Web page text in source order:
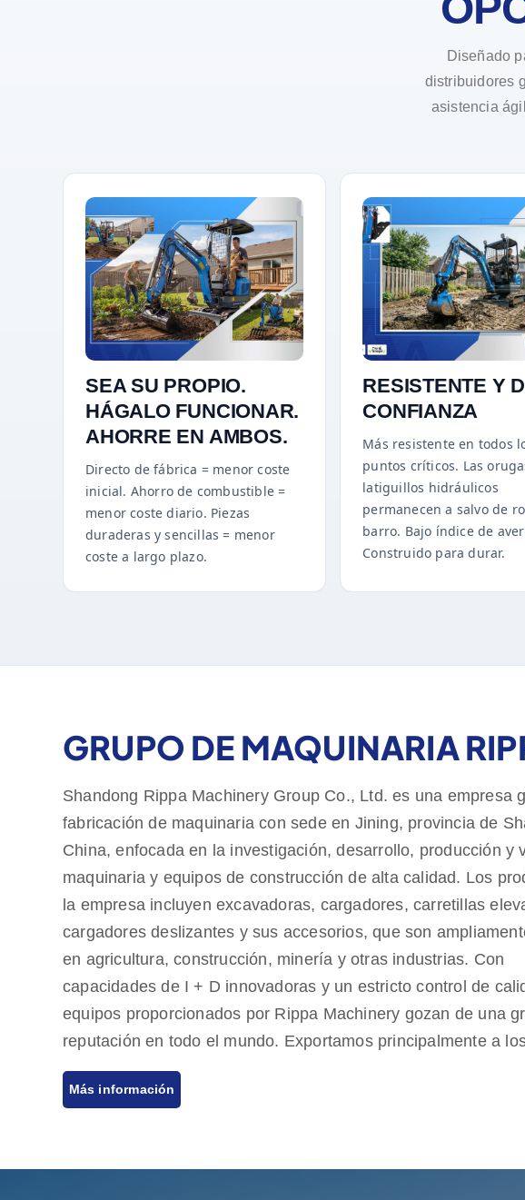
Diseñado
distribuidores
asistencia
SEA SU PROPIO.
HÁGALO FUNCIONAR.
AHORRE EN AMBOS.
Directo de fábrica = menor coste
inicial. Ahorro de combustible =
menor coste diario. Piezas
duraderas y sencillas = menor
coste a largo plazo.
RESISTENTE Y
CONFIANZA
Más resistente en todos
puntos críticos. Las
latiguillos hidráulicos
permanecen a salvo de
barro. Bajo índice de
Construido para durar.
GRUPO DE MAQUINARIA
Shandong Rippa Machinery Group Co., Ltd. es una empresa
fabricación de maquinaria con sede en Jining, provincia de
China, enfocada en la investigación, desarrollo, producción y
maquinaria y equipos de construcción de alta calidad. Los
la empresa incluyen excavadoras, cargadores, carretillas
cargadores deslizantes y sus accesorios, que son
en agricultura, construcción, minería y otras industrias. Con
capacidades de I + D innovadoras y un estricto control de
equipos proporcionados por Rippa Machinery gozan de una
reputación en todo el mundo. Exportamos principalmente a
mercados europeos y estadounidenses y ofrecemos un año
de calidad, comprometidos a satisfacer las necesidades de los
Más información